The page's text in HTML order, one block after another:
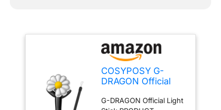
COSYPOSY G-
DRAGON Official
Miniature Keyring
G-DRAGON Official Light